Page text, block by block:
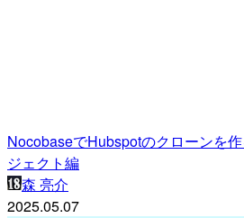
NocobaseでHubspotのクローンを
ジェクト編
森 亮介
2025.05.07